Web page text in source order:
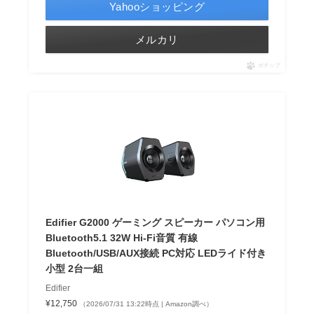
Yahooショッピング
メルカリ
ポチップ
Edifier G2000 ゲーミング スピーカー パソコン用
Bluetooth5.1 32W Hi-Fi音質 有線
Bluetooth/USB/AUX接続 PC対応 LEDライド付き
小型 2台一組
Edifier
¥12,750
（2026/07/31 13:22時点 | Amazon調べ）